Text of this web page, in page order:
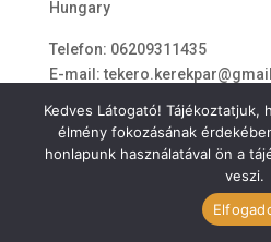
Hungary
Telefon: 06209311435
E-mail:
ÁSZF
Kedves Látogató! Tájékoztatjuk,
élmény fokozásának
honlapunk használatával ön a
veszi.